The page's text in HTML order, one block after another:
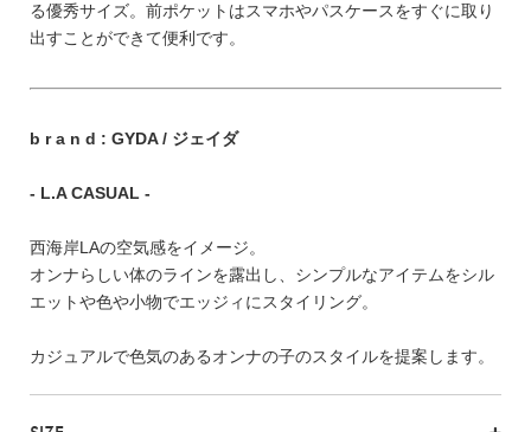
FEATURE
会社特典
ご利用ガイド
会社概要
る優秀サイズ。前ポケットはスマホやパスケースをすぐに取り
出すことができて便利です。
b r a n d : GYDA / ジェイダ
- L.A CASUAL -
西海岸LAの空気感をイメージ。
オンナらしい体のラインを露出し、シンプルなアイテムをシル
エットや色や小物でエッジィにスタイリング。
カジュアルで色気のあるオンナの子のスタイルを提案します。